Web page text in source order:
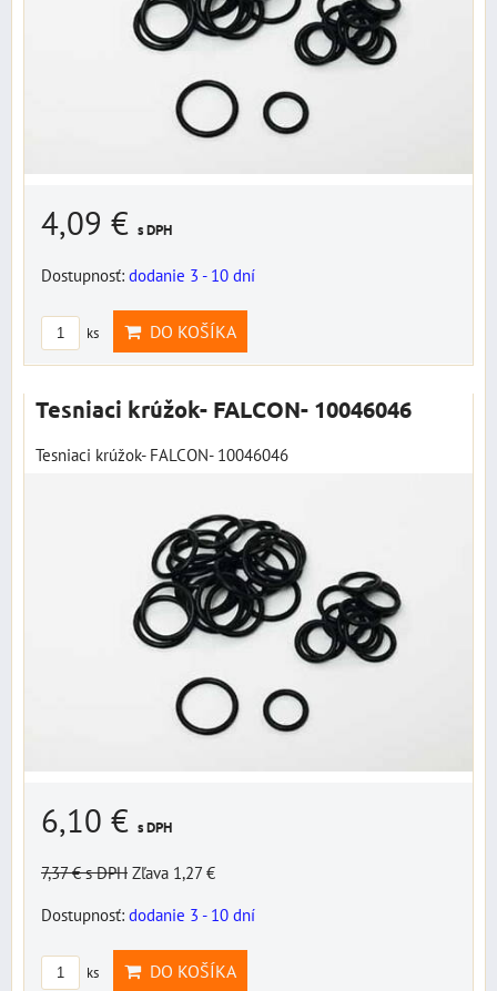
4,09 € s DPH
Dostupnosť: dodanie 3 - 10 dní
ks DO KOŠÍKA
Tesniaci krúžok- FALCON- 10046046
Tesniaci krúžok- FALCON- 10046046
6,10 € s DPH
7,37 €s DPH Zľava 1,27 €
Dostupnosť: dodanie 3 - 10 dní
ks DO KOŠÍKA